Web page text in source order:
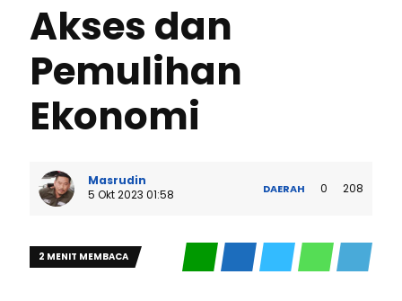
Akses dan
Pemulihan
Ekonomi
Masrudin
5 Okt 2023 01:58
DAERAH 0 208
2 MENIT MEMBACA